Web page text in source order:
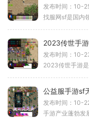
发布时间：10-
2023传世手游
发布时间：10-
公益服手游sf
发布时间：10-